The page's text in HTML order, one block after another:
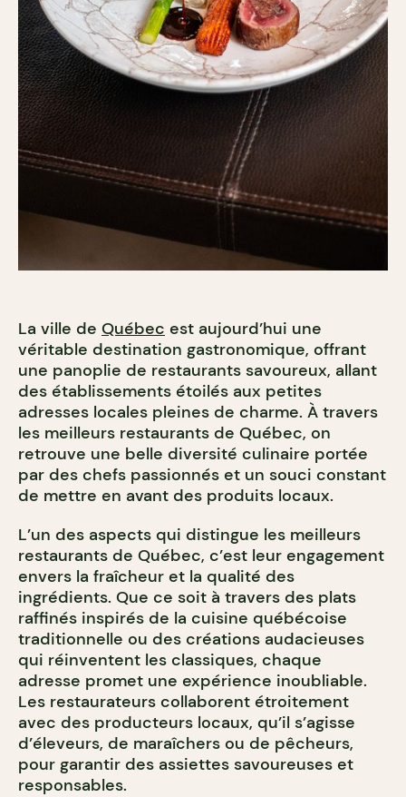
La ville de Québec est aujourd’hui une
véritable destination gastronomique, offrant
une panoplie de restaurants savoureux, allant
des établissements étoilés aux petites
adresses locales pleines de charme. À travers
les meilleurs restaurants de Québec, on
retrouve une belle diversité culinaire portée
par des chefs passionnés et un souci constant
de mettre en avant des produits locaux.
L’un des aspects qui distingue les meilleurs
restaurants de Québec, c’est leur engagement
envers la fraîcheur et la qualité des
ingrédients. Que ce soit à travers des plats
raffinés inspirés de la cuisine québécoise
traditionnelle ou des créations audacieuses
qui réinventent les classiques, chaque
adresse promet une expérience inoubliable.
Les restaurateurs collaborent étroitement
avec des producteurs locaux, qu’il s’agisse
d’éleveurs, de maraîchers ou de pêcheurs,
pour garantir des assiettes savoureuses et
responsables.